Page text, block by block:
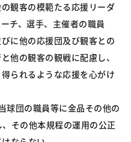
観客の模範たる応援リーダ
チ、選手、主催者の職員
に他の応援団及び観客との
他の観客の観戦に配慮し、
られるような応援を心がけ
団の職員等に金品その他の
その他本規程の運用の公正